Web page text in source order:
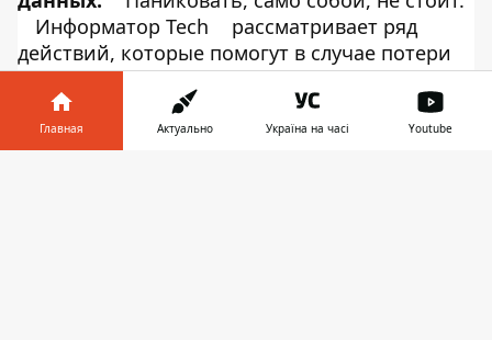
Информатор Tech
рассматривает ряд
действий, которые помогут в случае потери
или краже вашего iPhone или Android-
смартфона.
Украли/потерял
iPhone.
Что делать?
Не нашли в кармане свой
любимый смартфон? Первым делом,
Главная Актуально Україна на часі Youtube